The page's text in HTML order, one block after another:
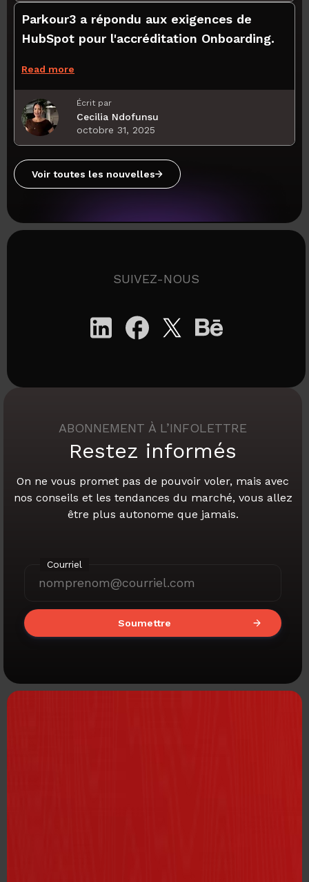
Parkour3 a répondu aux exigences de
HubSpot pour l'accréditation Onboarding.
Read more
Écrit par
Cecilia Ndofunsu
octobre 31, 2025
Voir toutes les nouvelles
SUIVEZ-NOUS
ABONNEMENT À L’INFOLETTRE
Restez informés
On ne vous promet pas de pouvoir voler, mais avec
nos conseils et les tendances du marché, vous allez
être plus autonome que jamais.
Courriel